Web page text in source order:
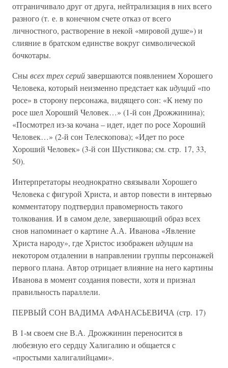
отграничивало друг от друга, нейтрализация в них всего
разного (т. е. в конечном счете отказ от всего
личностного, растворение в некой «мировой душе») и
слияние в братском единстве вокруг символической
бочкотары.
Снывсех трех серийзавершаются появлением Хорошего
Человека, который неизменно предстает какидущий «по
росе» в сторону персонажа, видящего сон: «К нему по
росе шел Хороший Человек…» (1-й сон Дрожжинина);
«Посмотрел из-за кочана – идет, идет по росе Хороший
Человек…» (2-й сон Телескопова); «Идет по росе
Хороший Человек» (3-й сон Шустикова; см. стр. 17, 33,
50).
Интерпретаторы неоднократно связывали Хорошего
Человека с фигурой Христа, и автор повести в интервью
комментатору подтвердил правомерность такого
толкования. И в самом деле, завершающий образ всех
снов напоминает о картине А.А. Иванова «Явление
Христа народу», где Христос изображен идущимна
некотором отдалении в направлении группы персонажей
первого плана. Автор отрицает влияние на него картины
Иванова в момент создания повести, хотя и признал
правильность параллели.
ПЕРВЫЙ СОН ВАДИМА АФАНАСЬЕВИЧА (стр. 17)
В 1-м своем сне В.А. Дрожжинин переносится в
любезную его сердцу Халигалию и общается с
«простыми халигалийцами».